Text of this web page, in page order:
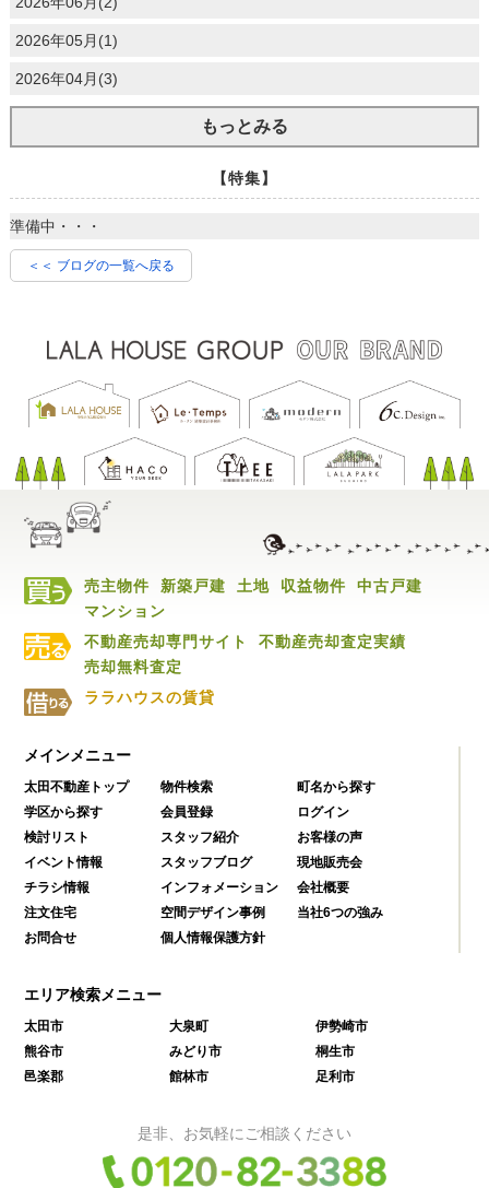
2026年05月(1)
2026年04月(3)
もっとみる
【特集】
準備中・・・
＜＜ ブログの一覧へ戻る
売主物件 新築戸建 土地 収益物件
中古戸建
マンション
不動産売却専門サイト
不動産売却査定実績
売却無料査定
ララハウスの賃貸
メインメニュー
太田不動産トップ 物件検索
町名から探す
学区から探す
会員登録
ログイン
検討リスト
スタッフ紹介
お客様の声
イベント情報
スタッフブログ
現地販売会
チラシ情報
インフォメーション
会社概要
注文住宅
空間デザイン事例
当社6つの強み
お問合せ
個人情報保護方針
エリア検索メニュー
太田市 大泉町
伊勢崎市
熊谷市
みどり市
桐生市
邑楽郡
館林市 足利市
是非、お気軽にご相談ください